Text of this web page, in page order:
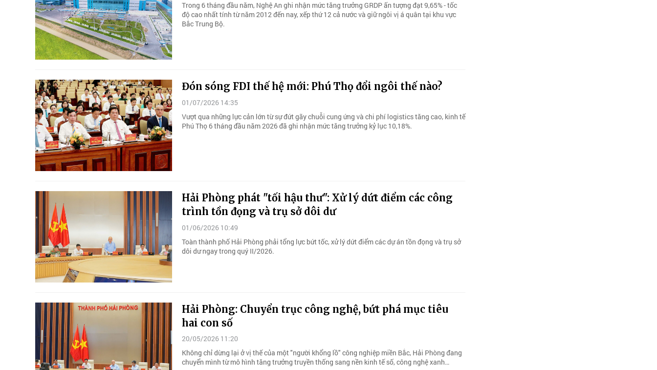
Trong 6 tháng đầu năm, Nghệ An ghi nhận mức tăng trưởng GRDP ấn tượng đạt 9,65% - tốc
độ cao nhất tính từ năm 2012 đến nay, xếp thứ 12 cả nước và giữ ngôi vị á quân tại khu vực
Bắc Trung Bộ.
Đón sóng FDI thế hệ mới: Phú Thọ đổi ngôi thế nào?
01/07/2026 14:35
Vượt qua những lực cản lớn từ sự đứt gãy chuỗi cung ứng và chi phí logistics tăng cao, kinh tế
Phú Thọ 6 tháng đầu năm 2026 đã ghi nhận mức tăng trưởng kỷ lục 10,18%.
Hải Phòng phát "tối hậu thư": Xử lý dứt điểm các công
trình tồn đọng và trụ sở dôi dư
01/06/2026 10:49
Toàn thành phố Hải Phòng phải tổng lực bứt tốc, xử lý dứt điểm các dự án tồn đọng và trụ sở
dôi dư ngay trong quý II/2026.
Hải Phòng: Chuyển trục công nghệ, bứt phá mục tiêu
hai con số
20/05/2026 11:20
Không chỉ dừng lại ở vị thế của một "người khổng lồ" công nghiệp miền Bắc, Hải Phòng đang
chuyển mình từ mô hình tăng trưởng truyền thống sang nền kinh tế số, công nghệ xanh…